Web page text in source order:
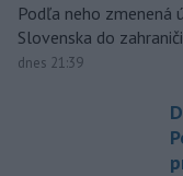
Podľa neho zmenená
Slovenska do
dnes 21:39